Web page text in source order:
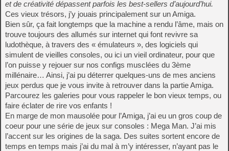
et de créativité dépassent parfois les best-sellers d’aujourd’hui.
Ces vieux trésors, j’y jouais principalement sur un Amiga.
Bien sûr, ça fait longtemps que la machine a rendu l’âme, mais on
trouve toujours des allumés sur internet qui font revivre sa
ludothèque, à travers des « émulateurs », des logiciels qui
simulent de vieilles consoles, ou ici un vieil ordinateur, pour que
l’on puisse y rejouer sur nos configs musclées du 3ème
millénaire… Ainsi, j’ai pu déterrer quelques-uns de mes anciens
jeux perdus que je vous invite à retrouver dans la partie Amiga.
Parcourez les galeries pour vous rappeler le bon vieux temps, ou
faire éclater de rire vos enfants !
En marge de mon mausolée pour l’Amiga, j’ai eu un gros coup de
coeur pour une série de jeux sur consoles : Mega Man. J’ai mis
l’accent sur les origines de la saga. Des suites sortent encore de
temps en temps mais j’ai du mal à m’y intéresser, n’ayant pas le